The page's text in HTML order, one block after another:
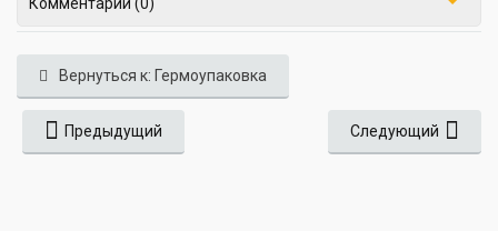
Комментарии (0)
Вернуться к: Гермоупаковка
Предыдущий Следующий